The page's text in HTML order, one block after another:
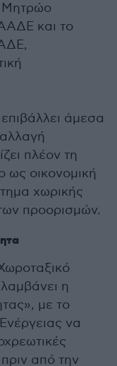
Μητρώο
και το
άμεσα
πλέον τη
ως οικονομική
χωρικής
προορισμών.
η
με το
να
από την